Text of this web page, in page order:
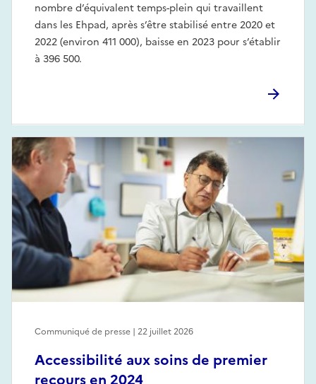
nombre d’équivalent temps-plein qui travaillent
dans les Ehpad, après s’être stabilisé entre 2020 et
2022 (environ 411 000), baisse en 2023 pour s’établir
à 396 500.
Accessibilité aux soins de premier
Communiqué de presse | 22 juillet 2026